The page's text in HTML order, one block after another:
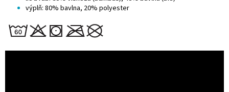
výplň: 80% bavlna, 20% polyester